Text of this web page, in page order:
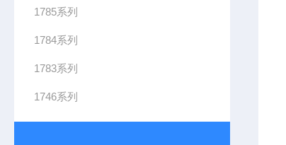
1785系列
1784系列
1783系列
1746系列